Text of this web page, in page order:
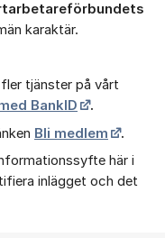
karaktär.
tjänster på vårt
BankID
.
Bli medlem
.
här i
inlägget och det